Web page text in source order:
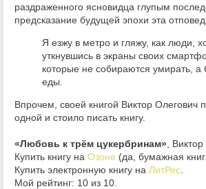
раздраженного ясновидца глупым
предсказание будущей эпохи эта
Я езжу в метро и гляжу, как люди,
уткнувшись в экраны своих
которые не собираются умирать,
еды.
Впрочем, своей книгой Виктор
одной и стоило писать книгу.
«Любовь к трём цукербринам» ,
Купить книгу на Озоне (да, бумажная
Купить электронную книгу на ЛитРес
Мой рейтинг: 10 из 10.